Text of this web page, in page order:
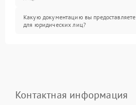
Какую документацию вы предоставляете
для юридических лиц?
Контактная информация